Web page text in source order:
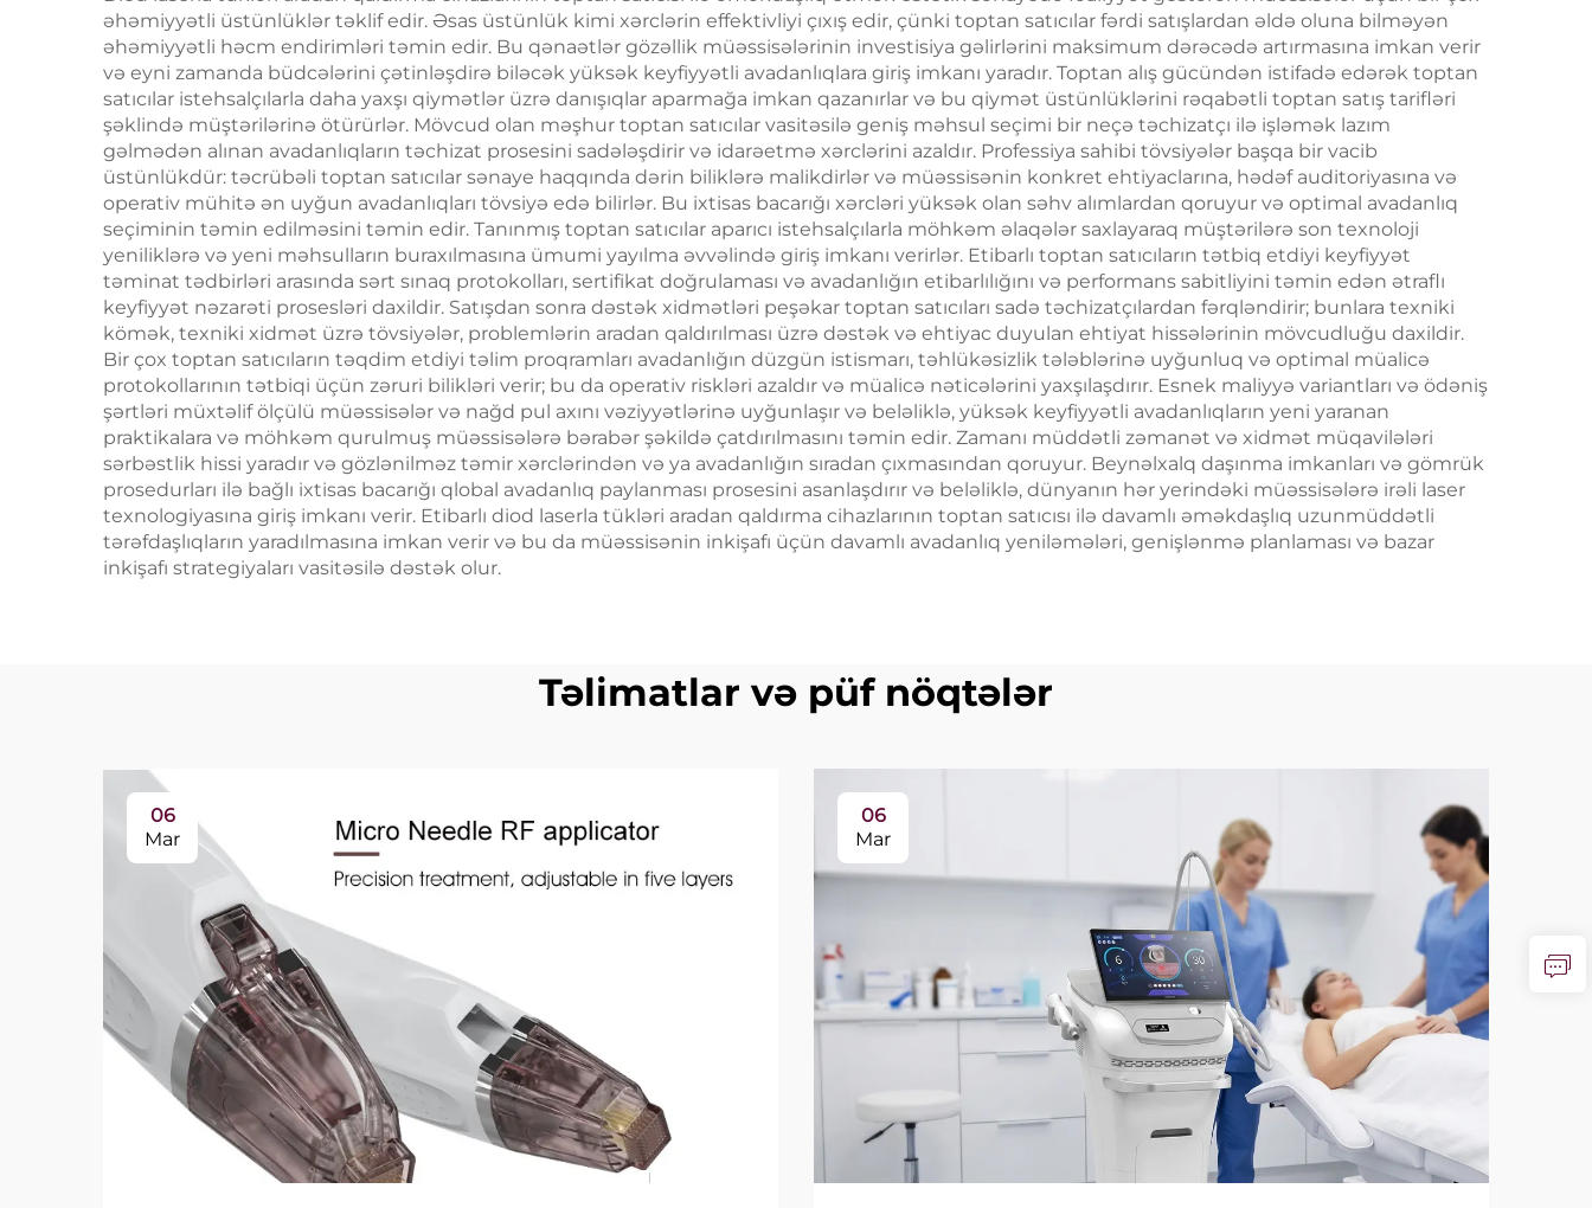
1064 nm diod laser
saç çıxarma maşını
itirmə kosmetik
maşın
əhəmiyyətli üstünlüklər təklif edir. Əsas üstünlük kimi xərclərin effektivliyi çıxış edir, çünki toptan satıcılar fərdi satışlardan əldə oluna bilməyən
əhəmiyyətli həcm endirimləri təmin edir. Bu qənaətlər gözəllik müəssisələrinin investisiya gəlirlərini maksimum dərəcədə artırmasına imkan verir
və eyni zamanda büdcələrini çətinləşdirə biləcək yüksək keyfiyyətli avadanlıqlara giriş imkanı yaradır. Toptan alış gücündən istifadə edərək toptan
satıcılar istehsalçılarla daha yaxşı qiymətlər üzrə danışıqlar aparmağa imkan qazanırlar və bu qiymət üstünlüklərini rəqabətli toptan satış tarifləri
şəklində müştərilərinə ötürürlər. Mövcud olan məşhur toptan satıcılar vasitəsilə geniş məhsul seçimi bir neçə təchizatçı ilə işləmək lazım
gəlmədən alınan avadanlıqların təchizat prosesini sadələşdirir və idarəetmə xərclərini azaldır. Professiya sahibi tövsiyələr başqa bir vacib
üstünlükdür: təcrübəli toptan satıcılar sənaye haqqında dərin biliklərə malikdirlər və müəssisənin konkret ehtiyaclarına, hədəf auditoriyasına və
operativ mühitə ən uyğun avadanlıqları tövsiyə edə bilirlər. Bu ixtisas bacarığı xərcləri yüksək olan səhv alımlardan qoruyur və optimal avadanlıq
seçiminin təmin edilməsini təmin edir. Tanınmış toptan satıcılar aparıcı istehsalçılarla möhkəm əlaqələr saxlayaraq müştərilərə son texnoloji
yeniliklərə və yeni məhsulların buraxılmasına ümumi yayılma əvvəlində giriş imkanı verirlər. Etibarlı toptan satıcıların tətbiq etdiyi keyfiyyət
təminat tədbirləri arasında sərt sınaq protokolları, sertifikat doğrulaması və avadanlığın etibarlılığını və performans sabitliyini təmin edən ətraflı
keyfiyyət nəzarəti prosesləri daxildir. Satışdan sonra dəstək xidmətləri peşəkar toptan satıcıları sadə təchizatçılardan fərqləndirir; bunlara texniki
kömək, texniki xidmət üzrə tövsiyələr, problemlərin aradan qaldırılması üzrə dəstək və ehtiyac duyulan ehtiyat hissələrinin mövcudluğu daxildir.
Bir çox toptan satıcıların təqdim etdiyi təlim proqramları avadanlığın düzgün istismarı, təhlükəsizlik tələblərinə uyğunluq və optimal müalicə
protokollarının tətbiqi üçün zəruri bilikləri verir; bu da operativ riskləri azaldır və müalicə nəticələrini yaxşılaşdırır. Esnek maliyyə variantları və ödəniş
şərtləri müxtəlif ölçülü müəssisələr və nağd pul axını vəziyyətlərinə uyğunlaşır və beləliklə, yüksək keyfiyyətli avadanlıqların yeni yaranan
praktikalara və möhkəm qurulmuş müəssisələrə bərabər şəkildə çatdırılmasını təmin edir. Zamanı müddətli zəmanət və xidmət müqavilələri
sərbəstlik hissi yaradır və gözlənilməz təmir xərclərindən və ya avadanlığın sıradan çıxmasından qoruyur. Beynəlxalq daşınma imkanları və gömrük
prosedurları ilə bağlı ixtisas bacarığı qlobal avadanlıq paylanması prosesini asanlaşdırır və beləliklə, dünyanın hər yerindəki müəssisələrə irəli laser
texnologiyasına giriş imkanı verir. Etibarlı diod laserla tükləri aradan qaldırma cihazlarının toptan satıcısı ilə davamlı əməkdaşlıq uzunmüddətli
tərəfdaşlıqların yaradılmasına imkan verir və bu da müəssisənin inkişafı üçün davamlı avadanlıq yeniləmələri, genişlənmə planlaması və bazar
inkişafı strategiyaları vasitəsilə dəstək olur.
Təlimatlar və püf nöqtələr
06
Mar
06
Mar